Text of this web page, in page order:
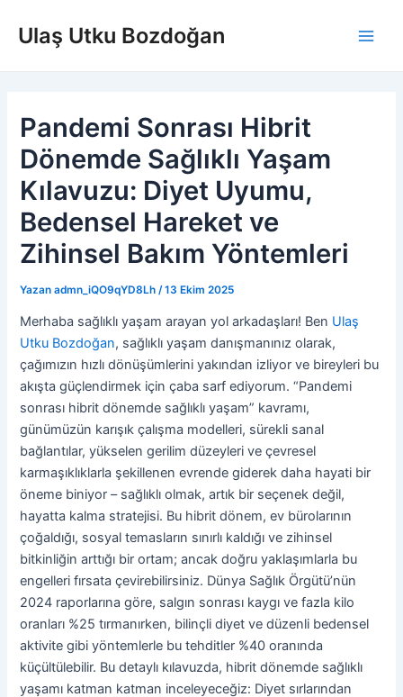
atlaUlaş Utku Bozdoğan
Pandemi Sonrası Hibrit
Dönemde Sağlıklı Yaşam
Kılavuzu: Diyet Uyumu,
Bedensel Hareket ve
Zihinsel Bakım Yöntemleri
Yazan admn_iQO9qYD8Lh /13 Ekim 2025
Merhaba sağlıklı yaşam arayan yol arkadaşları! Ben Ulaş
Utku Bozdoğan, sağlıklı yaşam danışmanınız olarak,
çağımızın hızlı dönüşümlerini yakından izliyor ve bireyleri bu
akışta güçlendirmek için çaba sarf ediyorum. “Pandemi
sonrası hibrit dönemde sağlıklı yaşam” kavramı,
günümüzün karışık çalışma modelleri, sürekli sanal
bağlantılar, yükselen gerilim düzeyleri ve çevresel
karmaşıklıklarla şekillenen evrende giderek daha hayati bir
öneme biniyor – sağlıklı olmak, artık bir seçenek değil,
hayatta kalma stratejisi. Bu hibrit dönem, ev bürolarının
çoğaldığı, sosyal temasların sınırlı kaldığı ve zihinsel
bitkinliğin arttığı bir ortam; ancak doğru yaklaşımlarla bu
engelleri fırsata çevirebilirsiniz. Dünya Sağlık Örgütü’nün
2024 raporlarına göre, salgın sonrası kaygı ve fazla kilo
oranları %25 tırmanırken, bilinçli diyet ve düzenli bedensel
aktivite gibi yöntemlerle bu tehditler %40 oranında
küçültülebilir. Bu detaylı kılavuzda, hibrit dönemde sağlıklı
yaşamı katman katman inceleyeceğiz: Diyet sırlarından